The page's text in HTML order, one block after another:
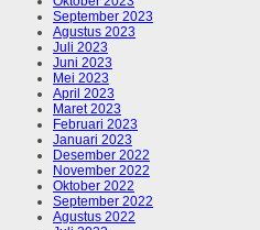
September 2023
Agustus 2023
Juli 2023
Juni 2023
Mei 2023
April 2023
Maret 2023
Februari 2023
Januari 2023
Desember 2022
November 2022
Oktober 2022
September 2022
Agustus 2022